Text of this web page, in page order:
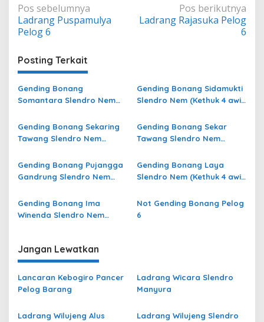
Navigasi
pos
Pos sebelumnya
Ladrang Puspamulya
Pelog 6
Pos berikutnya
Ladrang Rajasuka Pelog
6
Posting Terkait
Gending Bonang
Somantara Slendro Nem
Pelog 6
Gending Bonang Sidamukti
Slendro Nem (Kethuk 4 awis
Gending Bonang Sekaring
Tawang Slendro Nem
Pelog 6
Gending Bonang Sekar
Tawang Slendro Nem
Pelog 6
Gending Bonang Pujangga
Gandrung Slendro Nem
Pelog 6
Gending Bonang Laya
Slendro Nem (Kethuk 4 awis
Gending Bonang Ima
Winenda Slendro Nem
Not Gending Bonang Pelog
6
Jangan Lewatkan
Lancaran Kebogiro Pancer
Pelog Barang
Ladrang Wicara Slendro
Manyura
Ladrang Wilujeng Alus
Ladrang Wilujeng Slendro